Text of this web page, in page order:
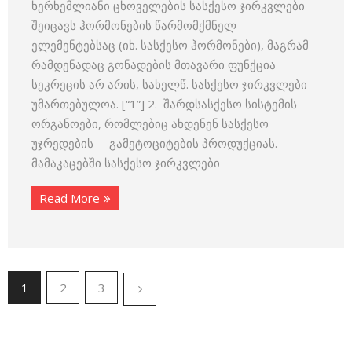
ხერხემლიანი ცხოველების სასქესო ჯირკვლები
შეიცავს ჰორმონების წარმომქმნელ
ელემენტებსაც (იხ. სასქესო ჰორმონები), მაგრამ
რამდენადაც გონადების მთავარი ფუნქცია
სეკრეცის არ არის, სახელწ. სასქესო ჯირკვლები
უმართებულოა. [“1”] 2. შარდსასქესო სისტემის
ორგანოები, რომლებიც ახდენენ სასქესო
უჯრედების – გამეტოციტების პროდუქციას.
მამაკაცებში სასქესო ჯირკვლები
Read More
1 2 3